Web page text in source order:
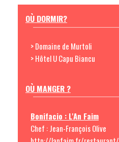
OÙ DORMIR?
> Domaine de Murtoli
> Hôtel U Capu Biancu
OÙ MANGER ?
Bonifacio : L'An Faim
Chef : Jean-François Olive